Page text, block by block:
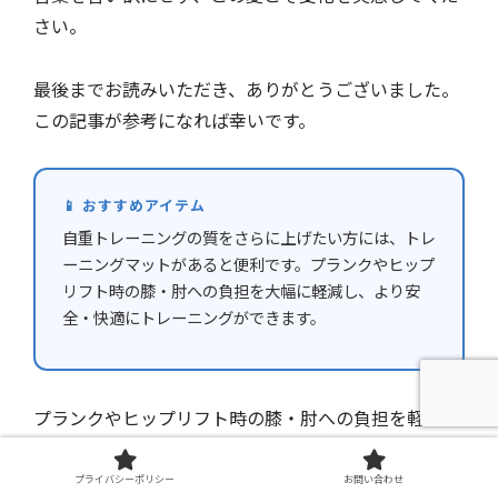
さい。
最後までお読みいただき、ありがとうございました。
この記事が参考になれば幸いです。
📱 おすすめアイテム
自重トレーニングの質をさらに上げたい方には、トレ
ーニングマットがあると便利です。プランクやヒップ
リフト時の膝・肘への負担を大幅に軽減し、より安
全・快適にトレーニングができます。
プランクやヒップリフト時の膝・肘への負担を軽減す
トレーニングマット
もあると快適です。adidas公式
のトレーニングマット（ADMT-12235）は耐久性・ク
プライバシーポリシー お問い合わせ